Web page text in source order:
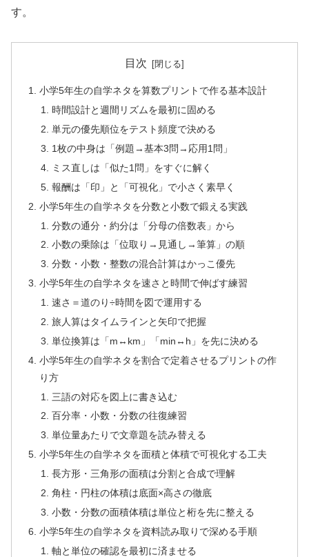
す。
目次
小学5年生の自学ネタを算数プリントで作る基本設計
時間設計と週間リズムを最初に固める
単元の優先順位をテスト頻度で決める
1枚の中身は「例題→基本3問→応用1問」
ミス直しは「似た1問」をすぐに解く
報酬は「印」と「可視化」で小さく素早く
小学5年生の自学ネタを分数と小数で鍛える実践
分数の通分・約分は「分母の倍数表」から
小数の乗除は「位取り→見通し→筆算」の順
分数・小数・整数の混合計算はかっこ優先
小学5年生の自学ネタを速さと時間で伸ばす練習
速さ＝道のり÷時間を図で運用する
旅人算はタイムラインと矢印で把握
単位換算は「m↔km」「min↔h」を先に決める
小学5年生の自学ネタを割合で定着させるプリントの作
り方
三語の対応を図上に書き込む
百分率・小数・分数の往復練習
単位量あたりで文章題を読み替える
小学5年生の自学ネタを面積と体積で可視化する工夫
長方形・三角形の面積は分割と合成で理解
角柱・円柱の体積は底面×高さの徹底
小数・分数の面積体積は単位と桁を先に整える
小学5年生の自学ネタを資料読み取りで深める手順
軸と単位の確認を最初に済ませる